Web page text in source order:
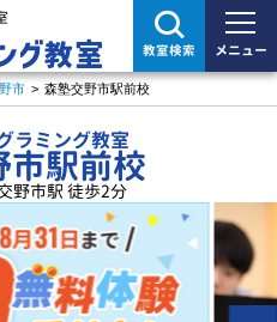
教室検索 メニュー
市 > 森塾交野市駅前校
ラミング教室
市駅前校
野市駅 徒歩2分